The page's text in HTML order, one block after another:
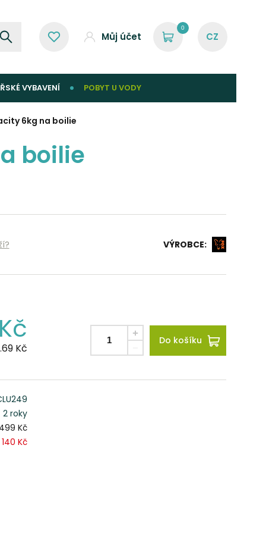
Můj účet
0
VYBAVENÍ POBYT U VODY
6kg na boilie
boilie
VÝROBCE:
Kč
Kč
Do košíku
2 roky
499 Kč
140 Kč